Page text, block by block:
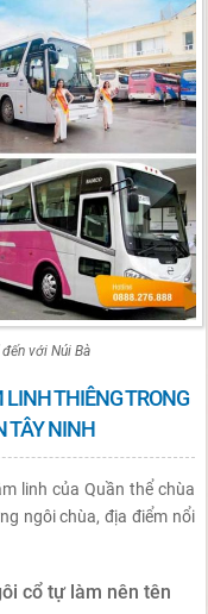
với Núi Bà
THIÊNG TRONG
TÂY NINH
linh của Quần thể chùa
ngôi chùa, địa điểm nổi
cổ tự làm nên tên